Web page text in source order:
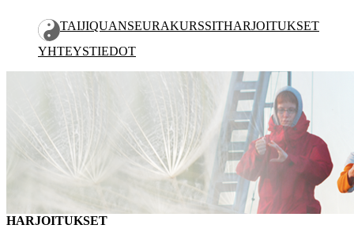
TAIJIQUANSEURAKURSSITHARJOITUKSET
YHTEYSTIEDOT
HARJOITUKSET
KESÄ 2026
HARJOITUKSET